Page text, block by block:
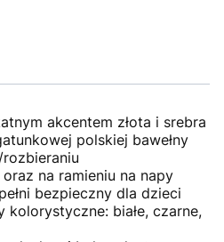
akcentem złota i srebra
polskiej bawełny
na ramieniu na napy
bezpieczny dla dzieci
kolorystyczne: białe, czarne,